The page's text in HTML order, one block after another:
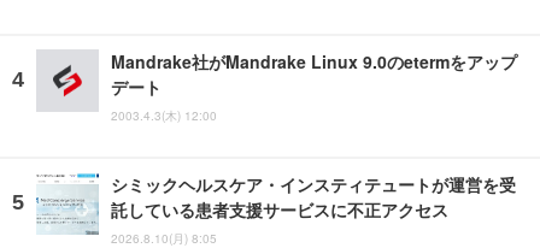
Mandrake社がMandrake Linux 9.0のetermをアップ
デート
2003.4.3(木) 12:00
シミックヘルスケア・インスティテュートが運営を受
託している患者支援サービスに不正アクセス
2026.8.10(月) 8:05